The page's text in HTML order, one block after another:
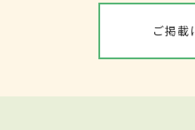
ご掲載